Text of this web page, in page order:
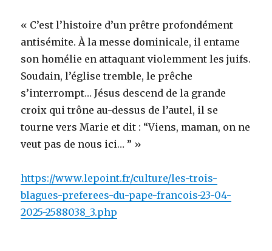
« C’est l’histoire d’un prêtre profondément
antisémite. À la messe dominicale, il entame
son homélie en attaquant violemment les juifs.
Soudain, l’église tremble, le prêche
s’interrompt… Jésus descend de la grande
croix qui trône au-dessus de l’autel, il se
tourne vers Marie et dit : “Viens, maman, on ne
veut pas de nous ici… ” »
https://www.lepoint.fr/culture/les-trois-
blagues-preferees-du-pape-francois-23-04-
2025-2588038_3.php